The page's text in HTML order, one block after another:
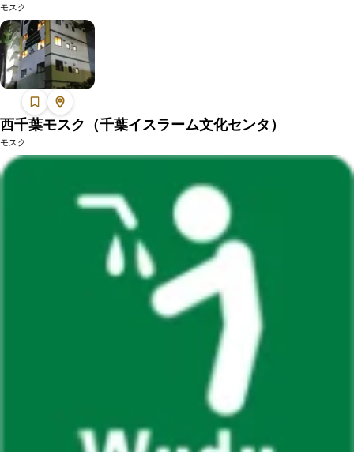
モスク
西千葉モスク（千葉イスラーム文化センタ）
モスク